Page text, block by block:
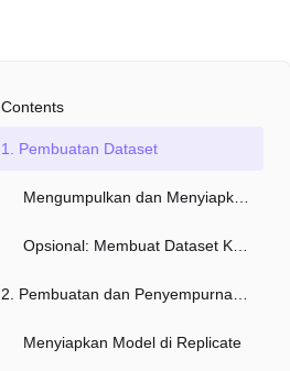
Contents
1. Pembuatan Dataset
Menyiapkan Model di Replicate